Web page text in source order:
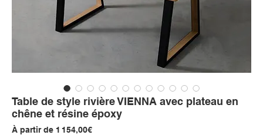
Table de style rivière VIENNA avec plateau en
chêne et résine époxy
À partir de 1 154,00€Prix